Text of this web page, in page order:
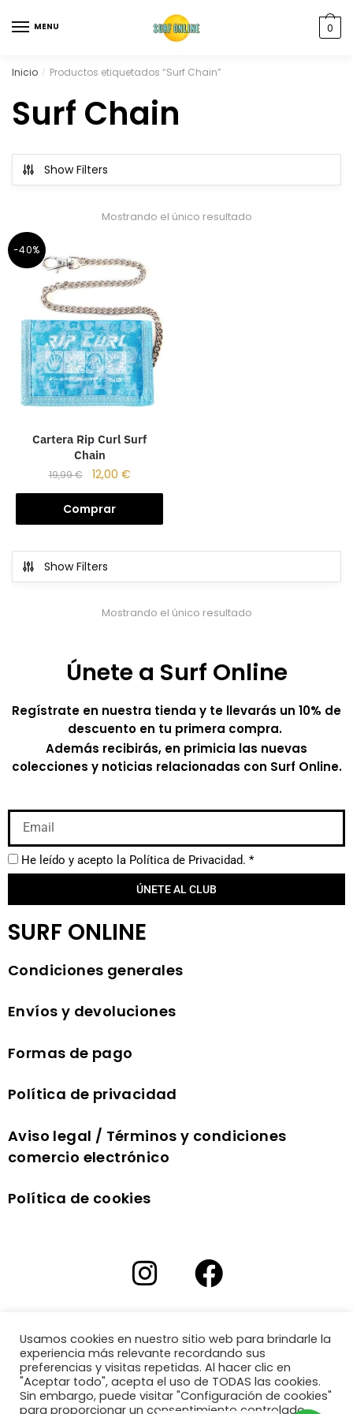
MENU 0
Inicio / Productos etiquetados “Surf Chain”
Surf Chain
Show Filters
Mostrando el único resultado
-40%
Cartera Rip Curl Surf
Chain
19,99€ 12,00 €
Comprar
Show Filters
Mostrando el único resultado
Únete a Surf Online
Regístrate en nuestra tienda y te llevarás un 10% de
descuento en tu primera compra.
Además recibirás, en primicia las nuevas
colecciones y noticias relacionadas con Surf Online.
He leído y acepto la Política de Privacidad. *
ÚNETE AL CLUB
SURF ONLINE
Condiciones generales
Envíos y devoluciones
Formas de pago
Política de privacidad
Aviso legal / Términos y condiciones
comercio electrónico
Política de cookies
Usamos cookies en nuestro sitio web para brindarle la
experiencia más relevante recordando sus
preferencias y visitas repetidas. Al hacer clic en
"Aceptar todo", acepta el uso de TODAS las cookies.
Sin embargo, puede visitar "Configuración de cookies"
para proporcionar un consentimiento controlado.